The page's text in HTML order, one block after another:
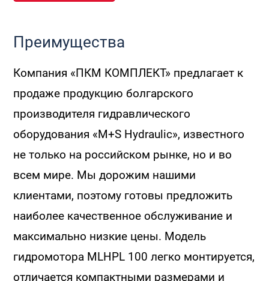
Преимущества
Компания «ПКМ КОМПЛЕКТ» предлагает к
продаже продукцию болгарского
производителя гидравлического
оборудования «M+S Hydraulic», известного
не только на российском рынке, но и во
всем мире. Мы дорожим нашими
клиентами, поэтому готовы предложить
наиболее качественное обслуживание и
максимально низкие цены. Модель
гидромотора MLHPL 100 легко монтируется,
отличается компактными размерами и